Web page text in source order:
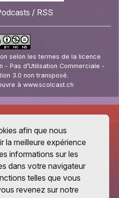
/ RSS
selon les termes de la licence
- Pas d’Utilisation Commerciale -
3.0 non transposé.
à www.scolcast.ch
afin que nous
la meilleure expérience
informations sur les
dans votre navigateur
telles que vous
revenez sur notre